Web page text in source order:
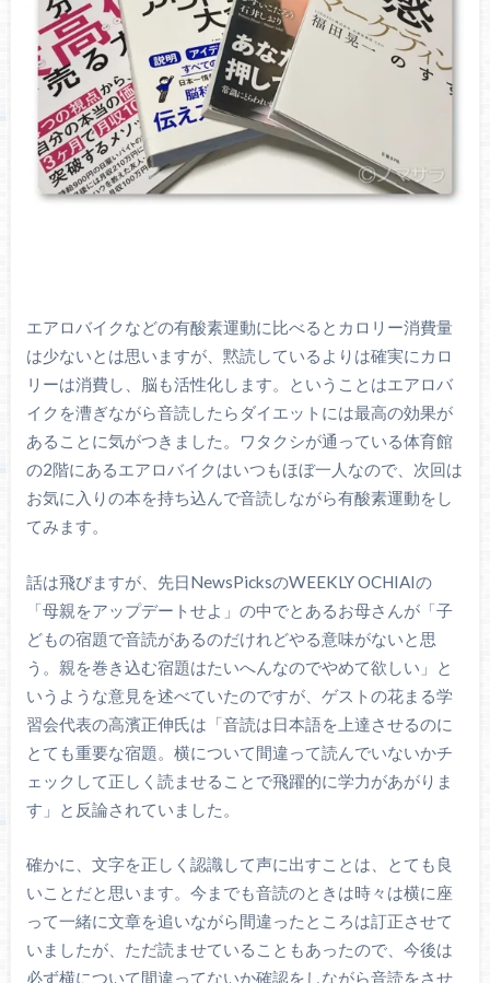
エアロバイクなどの有酸素運動に比べるとカロリー消費量
は少ないとは思いますが、黙読しているよりは確実にカロ
リーは消費し、脳も活性化します。ということはエアロバ
イクを漕ぎながら音読したらダイエットには最高の効果が
あることに気がつきました。ワタクシが通っている体育館
の2階にあるエアロバイクはいつもほぼ一人なので、次回は
お気に入りの本を持ち込んで音読しながら有酸素運動をし
てみます。
話は飛びますが、先日NewsPicksのWEEKLY OCHIAIの
「母親をアップデートせよ」の中でとあるお母さんが「子
どもの宿題で音読があるのだけれどやる意味がないと思
う。親を巻き込む宿題はたいへんなのでやめて欲しい」と
いうような意見を述べていたのですが、ゲストの花まる学
習会代表の高濱正伸氏は「音読は日本語を上達させるのに
とても重要な宿題。横について間違って読んでいないかチ
ェックして正しく読ませることで飛躍的に学力があがりま
す」と反論されていました。
確かに、文字を正しく認識して声に出すことは、とても良
いことだと思います。今までも音読のときは時々は横に座
って一緒に文章を追いながら間違ったところは訂正させて
いましたが、ただ読ませていることもあったので、今後は
必ず横について間違ってないか確認をしながら音読をさせ